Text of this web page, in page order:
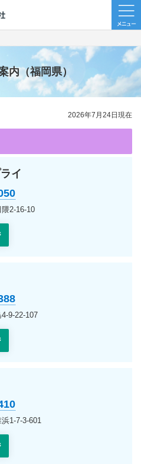
内（福岡県）
2026年7月24日現在
イ
2-16-10
9-22-107
1-7-3-601